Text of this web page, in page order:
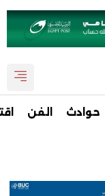
حوادث الفن